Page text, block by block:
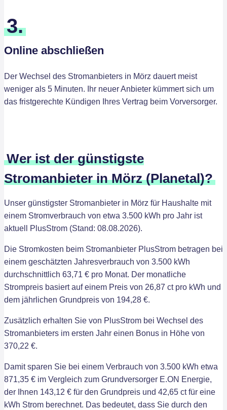
3.
Online abschließen
Der Wechsel des Stromanbieters in Mörz dauert meist
weniger als 5 Minuten. Ihr neuer Anbieter kümmert sich um
das fristgerechte Kündigen Ihres Vertrag beim Vorversorger.
Wer ist der günstigste
Stromanbieter in Mörz (Planetal)?
Unser günstigster Stromanbieter in Mörz für Haushalte mit
einem Stromverbrauch von etwa 3.500 kWh pro Jahr ist
aktuell PlusStrom (Stand: 08.08.2026).
Die Stromkosten beim Stromanbieter PlusStrom betragen bei
einem geschätzten Jahresverbrauch von 3.500 kWh
durchschnittlich 63,71 € pro Monat. Der monatliche
Strompreis basiert auf einem Preis von 26,87 ct pro kWh und
dem jährlichen Grundpreis von 194,28 €.
Zusätzlich erhalten Sie von PlusStrom bei Wechsel des
Stromanbieters im ersten Jahr einen Bonus in Höhe von
370,22 €.
Damit sparen Sie bei einem Verbrauch von 3.500 kWh etwa
871,35 € im Vergleich zum Grundversorger E.ON Energie,
der Ihnen 143,12 € für den Grundpreis und 42,65 ct für eine
kWh Strom berechnet. Das bedeutet, dass Sie durch den